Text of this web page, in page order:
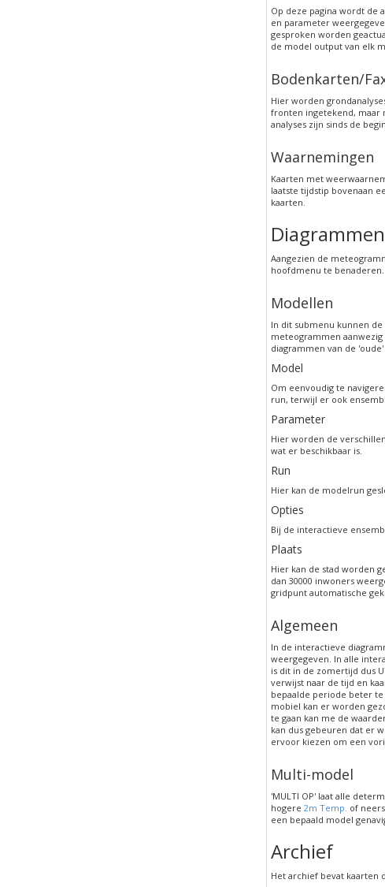
Op deze pagina wordt de
en parameter
gesproken worden
de model output van elk
Bodenkarten/
Hier worden
fronten ingetekend, maar
analyses zijn sinds de
Waarnemingen
Kaarten met
laatste tijdstip bovenaan
kaarten.
Diagrammen
Aangezien de
hoofdmenu te benaderen.
Modellen
In dit submenu kunnen
meteogrammen aanwezig
diagrammen van de
Model
Om eenvoudig te
run, terwijl er ook
Parameter
Hier worden de
wat er beschikbaar is.
Run
Hier kan de modelrun
Opties
Bij de interactieve
Plaats
Hier kan de stad worden
dan 30000 inwoners
gridpunt automatische
Algemeen
In de interactieve
weergegeven. In alle
is dit in de zomertijd dus
verwijst naar de tijd en
bepaalde periode beter
mobiel kan er worden
te gaan kan me de
kan dus gebeuren dat er
ervoor kiezen om een
Multi-model
'MULTI OP' laat alle
hogere 2m Temp. of
een bepaald model
Archief
Het archief bevat kaarten